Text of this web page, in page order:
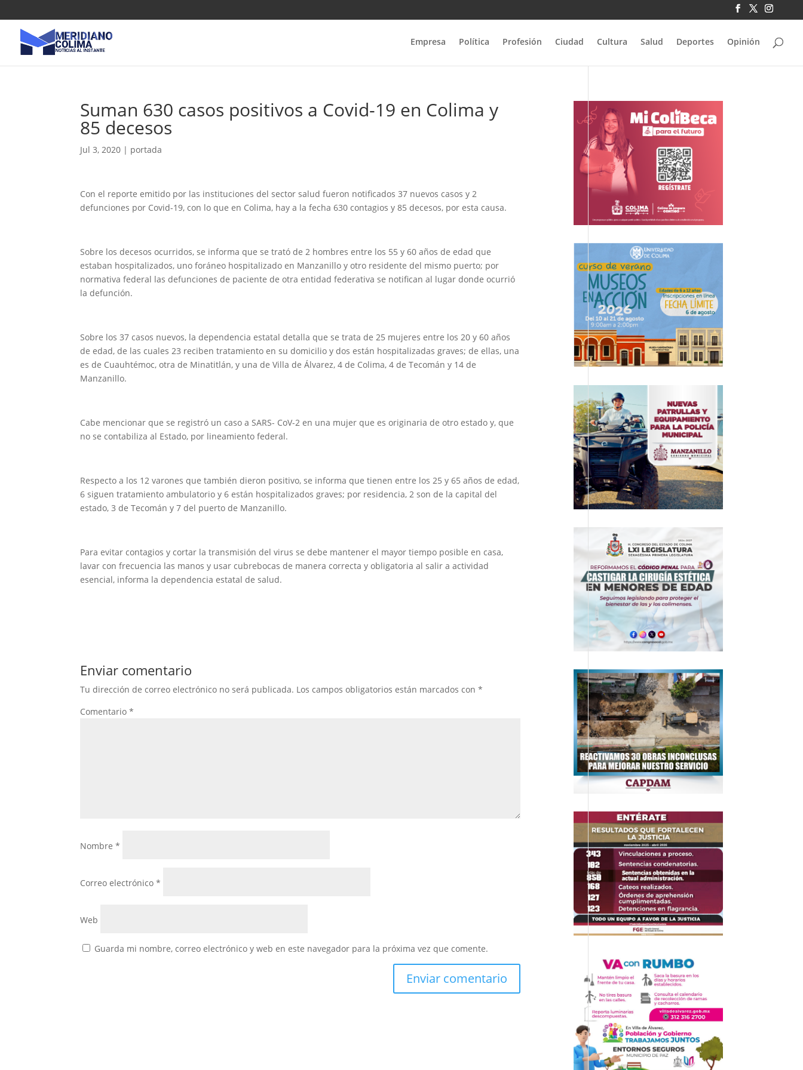
Empresa Política Profesión Ciudad Cultura Salud Deportes Opinión
Suman 630 casos positivos a Covid-19 en Colima y
85 decesos
Jul 3, 2020 | portada
Con el reporte emitido por las instituciones del sector salud fueron notificados 37 nuevos casos y 2
defunciones por Covid-19, con lo que en Colima, hay a la fecha 630 contagios y 85 decesos, por esta causa.
Sobre los decesos ocurridos, se informa que se trató de 2 hombres entre los 55 y 60 años de edad que
estaban hospitalizados, uno foráneo hospitalizado en Manzanillo y otro residente del mismo puerto; por
normativa federal las defunciones de paciente de otra entidad federativa se notifican al lugar donde ocurrió
la defunción.
Sobre los 37 casos nuevos, la dependencia estatal detalla que se trata de 25 mujeres entre los 20 y 60 años
de edad, de las cuales 23 reciben tratamiento en su domicilio y dos están hospitalizadas graves; de ellas, una
es de Cuauhtémoc, otra de Minatitlán, y una de Villa de Álvarez, 4 de Colima, 4 de Tecomán y 14 de
Manzanillo.
Cabe mencionar que se registró un caso a SARS- CoV-2 en una mujer que es originaria de otro estado y, que
no se contabiliza al Estado, por lineamiento federal.
Respecto a los 12 varones que también dieron positivo, se informa que tienen entre los 25 y 65 años de edad,
6 siguen tratamiento ambulatorio y 6 están hospitalizados graves; por residencia, 2 son de la capital del
estado, 3 de Tecomán y 7 del puerto de Manzanillo.
Para evitar contagios y cortar la transmisión del virus se debe mantener el mayor tiempo posible en casa,
lavar con frecuencia las manos y usar cubrebocas de manera correcta y obligatoria al salir a actividad
esencial, informa la dependencia estatal de salud.
Enviar comentario
Tu dirección de correo electrónico no será publicada. Los campos obligatorios están marcados con*
Comentario*
Nombre*
Correo electrónico*
Web
Guarda mi nombre, correo electrónico y web en este navegador para la próxima vez que comente.